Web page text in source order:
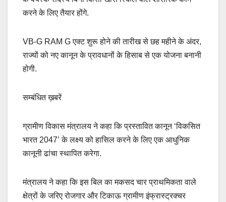
करने के लिए तैयार होंगे.
VB-G RAM G एक्ट शुरू होने की तारीख से छह महीने के अंदर,
राज्यों को नए कानून के प्रावधानों के हिसाब से एक योजना बनानी
होगी.
सम्बंधित ख़बरें
ग्रामीण विकास मंत्रालय ने कहा कि प्रस्तावित कानून ‘विकसित
भारत 2047’ के लक्ष्य को हासिल करने के लिए एक आधुनिक
कानूनी ढांचा स्थापित करेगा.
मंत्रालय ने कहा कि इस बिल का मकसद चार प्राथमिकता वाले
क्षेत्रों के जरिए रोजगार और टिकाऊ ग्रामीण इंफ्रास्ट्रक्चर